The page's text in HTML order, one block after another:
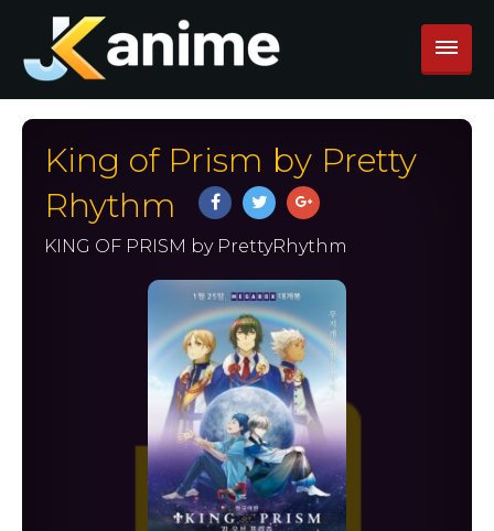
King of Prism by Pretty
Rhythm
KING OF PRISM by PrettyRhythm